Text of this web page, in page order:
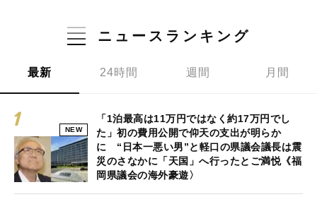
ニュースランキング
最新 24時間 週間 月間
NEW
「1泊最高は11万円ではなく約17万円でし
た」初の費用公開で仰天の支出が明らか
に “日本一悪い男”と軽口の県議会議長は震
災のさなかに「天国」へ行ったとご満悦《福
岡県議会の海外豪遊〉